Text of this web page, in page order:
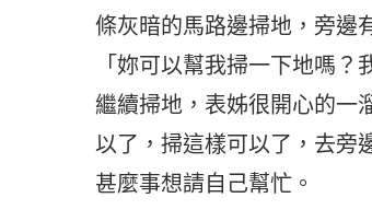
條灰暗的馬路邊掃地，旁邊
「妳可以幫我掃一下地嗎
繼續掃地，表姊很開心的一
以了，掃這樣可以了，去旁
甚麼事想請自己幫忙。